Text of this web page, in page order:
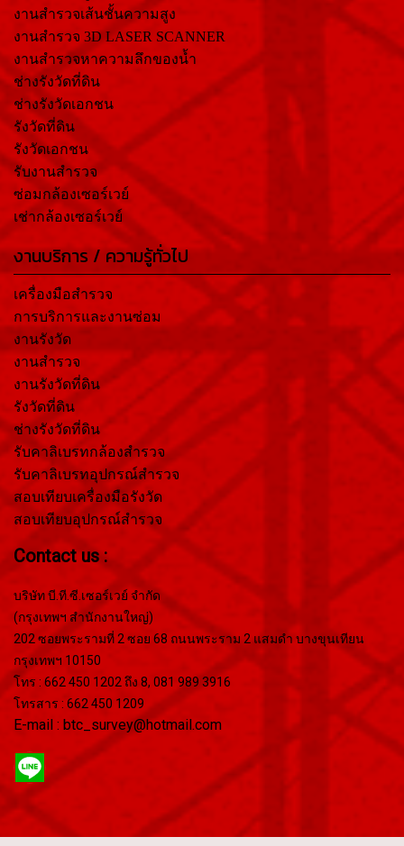
งานสำรวจเส้นชั้นความสูง
งานสำรวจ 3D LASER SCANNER
งานสำรวจหาความลึกของน้ำ
ช่างรังวัดที่ดิน
ช่างรังวัดเอกชน
รังวัดที่ดิน
รังวัดเอกชน
รับงานสำรวจ
ซ่อมกล้องเซอร์เวย์
เช่ากล้องเซอร์เวย์
งานบริการ / ความรู้ทั่วไป
เครื่องมือสำรวจ
การบริการและงานซ่อม
งานรังวัด
งานสำรวจ
งานรังวัดที่ดิน
รังวัดที่ดิน
ช่างรังวัดที่ดิน
รับคาลิเบรทกล้องสำรวจ
รับคาลิเบรทอุปกรณ์สำรวจ
สอบเทียบเครื่องมือรังวัด
สอบเทียบอุปกรณ์สำรวจ
Contact us :
บริษัท บี.ที.ซี.เซอร์เวย์ จำกัด
(กรุงเทพฯ สำนักงานใหญ่)
202 ซอยพระรามที่ 2 ซอย 68 ถนนพระราม 2 แสมดำ บางขุนเทียน
กรุงเทพฯ 10150
โทร : 662 450 1202 ถึง 8, 081 989 3916
โทรสาร : 662 450 1209
E-mail : btc_survey@hotmail.com